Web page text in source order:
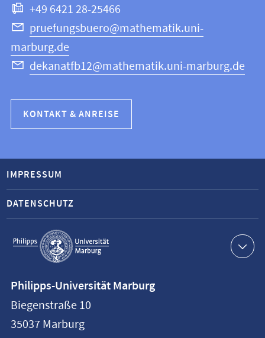
+49 6421 28-25466
pruefungsbuero@mathematik.uni-
marburg.de
dekanatfb12@mathematik.uni-marburg.de
KONTAKT & ANREISE
Service-
Navigation
IMPRESSUM
DATENSCHUTZ
Philipps-
Universität
Marburg
Philipps-Universität Marburg
Biegenstraße 10
35037 Marburg